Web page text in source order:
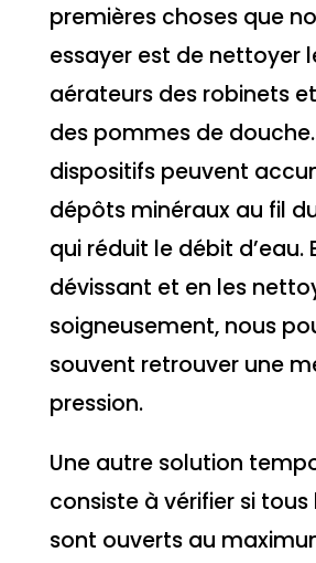
premières choses que
essayer est de nettoyer
aérateurs des robinets
des pommes de
dispositifs peuvent
dépôts minéraux au fil
qui réduit le débit d’eau.
dévissant et en les
soigneusement, nous
souvent retrouver une
pression.
Une autre solution
consiste à vérifier si
sont ouverts au